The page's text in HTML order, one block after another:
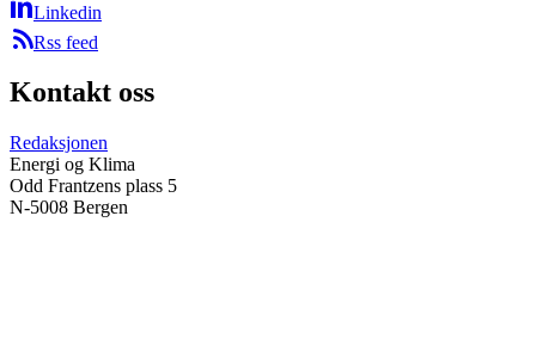
Linkedin
Rss feed
Kontakt oss
Redaksjonen
Energi og Klima
Odd Frantzens plass 5
N-5008 Bergen